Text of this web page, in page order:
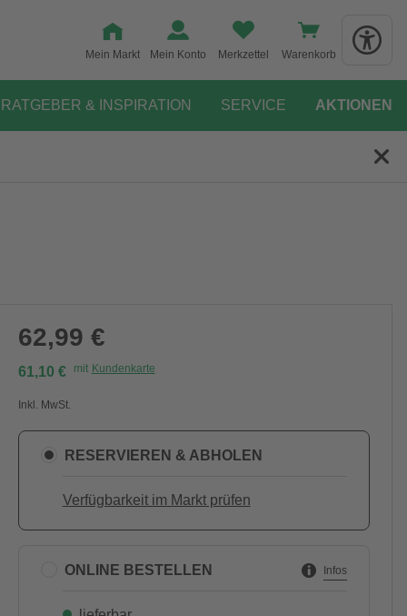
Mein Markt Mein Konto Merkzettel Warenkorb
RATGEBER & INSPIRATION SERVICE AKTIONEN
62,99 €
61,10 € mit Kundenkarte
Inkl. MwSt.
RESERVIEREN & ABHOLEN
Verfügbarkeit im Markt prüfen
ONLINE BESTELLEN Infos